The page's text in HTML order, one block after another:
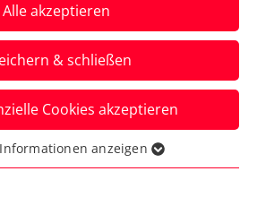
bei den
Dienstag
ÖTV-
Alle akzeptieren
& schließen
Cookies akzeptieren
werden für grundlegende
anzeigen